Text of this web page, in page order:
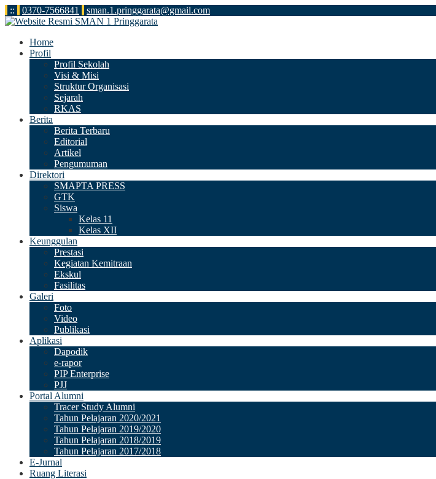
:: 0370-7566841 sman.1.pringgarata@gmail.com
Home
Profil
Profil Sekolah
Visi & Misi
Struktur Organisasi
Sejarah
RKAS
Berita
Berita Terbaru
Editorial
Artikel
Pengumuman
Direktori
SMAPTA PRESS
GTK
Siswa
Kelas 11
Kelas XII
Keunggulan
Prestasi
Kegiatan Kemitraan
Ekskul
Fasilitas
Galeri
Foto
Video
Publikasi
Aplikasi
Dapodik
e-rapor
PIP Enterprise
PJJ
Portal Alumni
Tracer Study Alumni
Tahun Pelajaran 2020/2021
Tahun Pelajaran 2019/2020
Tahun Pelajaran 2018/2019
Tahun Pelajaran 2017/2018
E-Jurnal
Ruang Literasi